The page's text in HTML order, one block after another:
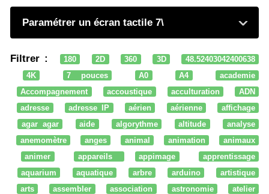
Paramétrer un écran tactile 7\
Filtrer : 180 2D 360 3D
48.52403042400638
4K
7 pouces A0 A4
academie
Accompagnement
accoustique acculturation
ADN
adresse
adresse IP aérien aérienne
affichage
agar agar
aide algorythme altitude
analyse
anemomètre
anges animal animation
animaux
animer
appareils appimage
apprentissage
aquarium
aquatique arbre arduino
artistique
arts
assembler association astronomie
atelier